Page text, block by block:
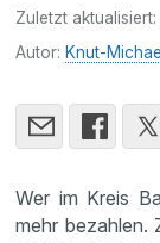
Zuletzt aktualisiert:
Autor: Knut-
Wer im Kreis
mehr bezahlen.